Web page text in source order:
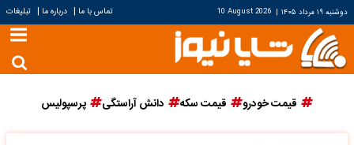
دوشنبه ۱۹ مرداد ۱۴۰۵ |
10 August 2026 تماس با ما | درباره ما | تبلیغات
قیمت خودرو قیمت سکه دانش آراستگی پرسپولیس